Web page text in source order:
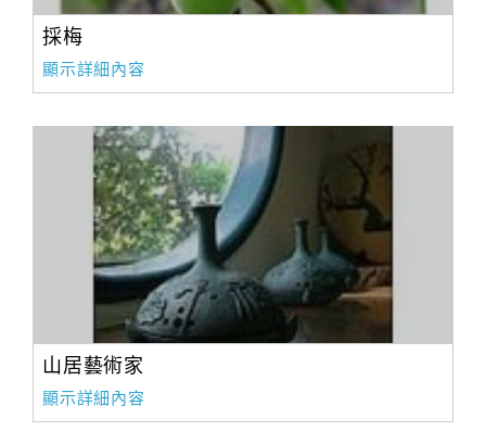
採梅
顯示詳細內容
山居藝術家
顯示詳細內容